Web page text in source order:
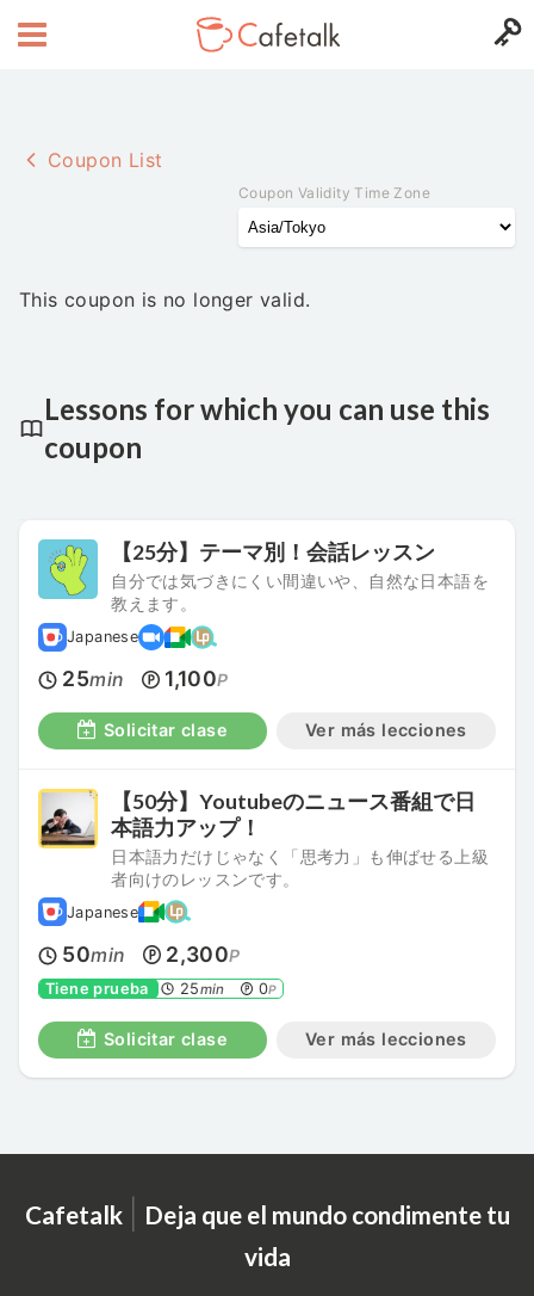
Coupon List
Coupon Validity Time Zone
This coupon is no longer valid.
Lessons for which you can use this
coupon
【25分】テーマ別！会話レッスン
自分では気づきにくい間違いや、自然な日本語を
教えます。
Japanese
25min 1,100P
Solicitar clase Ver más lecciones
【50分】Youtubeのニュース番組で日
本語力アップ！
日本語力だけじゃなく「思考力」も伸ばせる上級
者向けのレッスンです。
Japanese
50min 2,300P
Tiene prueba 25min 0P
Solicitar clase Ver más lecciones
Cafetalk | Deja que el mundo condimente tu
vida